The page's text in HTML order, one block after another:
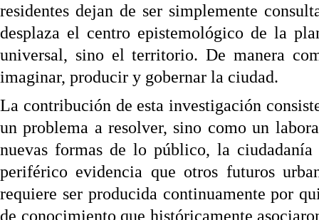
residentes dejan de ser simplemente
desplaza el centro epistemológico de la
universal, sino el territorio. De manera
imaginar, producir y gobernar la ciudad.
La contribución de esta investigación
un problema a resolver, sino como un
nuevas formas de lo público, la
periférico evidencia que otros futuros
requiere ser producida continuamente por
de conocimiento que históricamente